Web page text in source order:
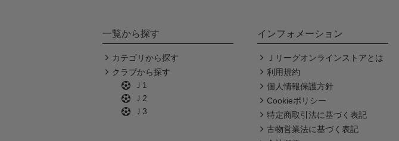
一覧から探す
カテゴリから探す
クラブから探す
Ｊ1
Ｊ2
Ｊ3
インフォメーション
Ｊリーグオンラインストアとは
利用規約
個人情報保護方針
Cookieポリシー
特定商取引法に基づく表記
古物営業法に基づく表記